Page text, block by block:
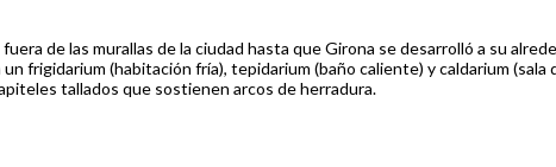
de las murallas de la ciudad hasta que Girona se desarrolló a su
frigidarium (habitación fría), tepidarium (baño caliente) y caldarium
tallados que sostienen arcos de herradura.